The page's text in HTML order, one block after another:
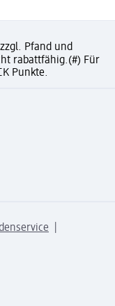
Pfand und
rabattfähig.(#) Für
Punkte.